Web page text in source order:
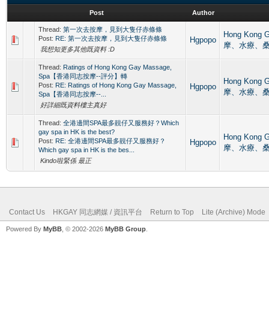
Post Author
Thread: 第一次去按摩，見到大隻仔赤條條
Post: RE: 第一次去按摩，見到大隻仔赤條條
我想知更多其他既資料 :D
Hgpopo
Hong Kong
摩、水療、
Thread: Ratings of Hong Kong Gay Massage,
Spa【香港同志按摩--評分】轉
Post: RE: Ratings of Hong Kong Gay Massage,
Spa【香港同志按摩--...
好詳細既資料樓主真好
Hgpopo
Hong Kong
摩、水療、
Thread: 全港邊間SPA最多靚仔又服務好？Which
gay spa in HK is the best?
Post: RE: 全港邊間SPA最多靚仔又服務好？
Which gay spa in HK is the bes...
Kindo啦緊係 最正
Hgpopo
Hong Kong
摩、水療、
Contact Us HKGAY 同志網媒 / 資訊平台 Return to Top Lite (Archive) Mode
Powered By MyBB , © 2002-2026 MyBB Group